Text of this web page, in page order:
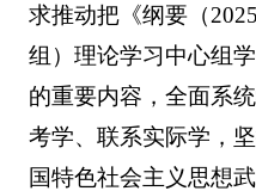
求推动把《纲要（
组）理论学习中心组
的重要内容，全面系
考学、联系实际学，
国特色社会主义思想